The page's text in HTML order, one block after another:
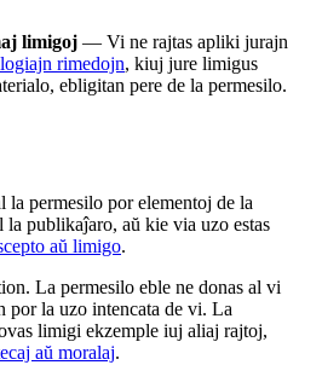
limigoj — Vi ne rajtas apliki jurajn
rimedojn, kiuj jure limigus
ebligitan pere de la permesilo.
permesilo por elementoj de la
la publikaĵaro, aŭ kie via uzo estas
aŭ limigo.
La permesilo eble ne donas al vi
por la uzo intencata de vi. La
limigi ekzemple iuj aliaj rajtoj,
aŭ moralaj.